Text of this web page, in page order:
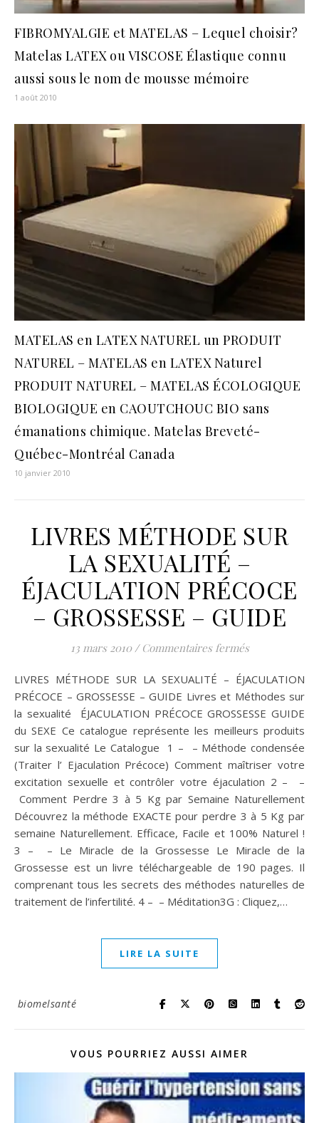
FIBROMYALGIE et MATELAS – Lequel choisir?
Matelas LATEX ou VISCOSE Élastique connu
aussi sous le nom de mousse mémoire
1 août 2010
MATELAS en LATEX NATUREL un PRODUIT
NATUREL – MATELAS en LATEX Naturel
PRODUIT NATUREL – MATELAS ÉCOLOGIQUE
BIOLOGIQUE en CAOUTCHOUC BIO sans
émanations chimique. Matelas Breveté-
Québec-Montréal Canada
10 janvier 2010
LIVRES MÉTHODE SUR
LA SEXUALITÉ –
ÉJACULATION PRÉCOCE
– GROSSESSE – GUIDE
13 mars 2010 / Commentaires ferméssur LIVRES
LIVRES MÉTHODE SUR LA SEXUALITÉ – ÉJACULATION
PRÉCOCE – GROSSESSE – GUIDE Livres et Méthodes sur
la sexualité ÉJACULATION PRÉCOCE GROSSESSE GUIDE
du SEXE Ce catalogue représente les meilleurs produits
sur la sexualité Le Catalogue 1 – – Méthode condensée
(Traiter l’ Ejaculation Précoce) Comment maîtriser votre
excitation sexuelle et contrôler votre éjaculation 2 – –
Comment Perdre 3 à 5 Kg par Semaine Naturellement
Découvrez la méthode EXACTE pour perdre 3 à 5 Kg par
semaine Naturellement. Efficace, Facile et 100% Naturel !
3 – – Le Miracle de la Grossesse Le Miracle de la
Grossesse est un livre téléchargeable de 190 pages. Il
comprenant tous les secrets des méthodes naturelles de
traitement de l’infertilité. 4 – – Méditation3G : Cliquez,…
LIRE LA SUITE
biomelsanté
VOUS POURRIEZ AUSSI AIMER